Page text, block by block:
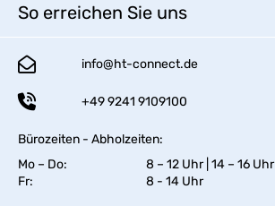
So erreichen Sie uns
info@ht-connect.de
+49 9241 9109100
Bürozeiten - Abholzeiten:
Mo – Do:
8 – 12 Uhr | 14 – 16 Uhr
Fr:
8 - 14 Uhr